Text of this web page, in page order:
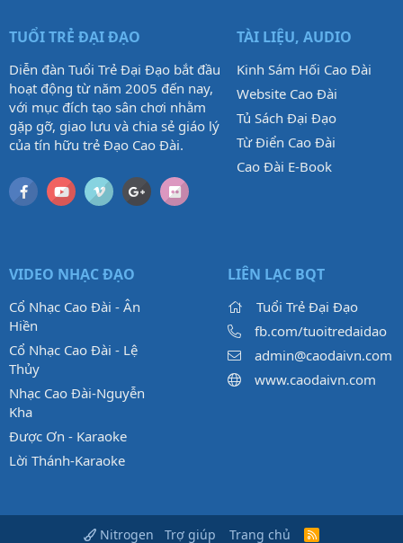
TUỔI TRẺ ĐẠI ĐẠO
Diễn đàn Tuổi Trẻ Đại Đạo bắt đầu
hoạt động từ năm 2005 đến nay,
với mục đích tạo sân chơi nhằm
gặp gỡ, giao lưu và chia sẻ giáo lý
của tín hữu trẻ Đạo Cao Đài.
TÀI LIỆU, AUDIO
Kinh Sám Hối Cao Đài
Website Cao Đài
Tủ Sách Đại Đạo
Từ Điển Cao Đài
Cao Đài E-Book
VIDEO NHẠC ĐẠO
Cổ Nhạc Cao Đài - Ân
Hiền
Cổ Nhạc Cao Đài - Lệ
Thủy
Nhạc Cao Đài-Nguyễn
Kha
Được Ơn - Karaoke
Lời Thánh-Karaoke
LIÊN LẠC BQT
Tuổi Trẻ Đại Đạo
fb.com/tuoitredaidao
admin@caodaivn.com
www.caodaivn.com
Nitrogen Trợ giúp Trang chủ
R